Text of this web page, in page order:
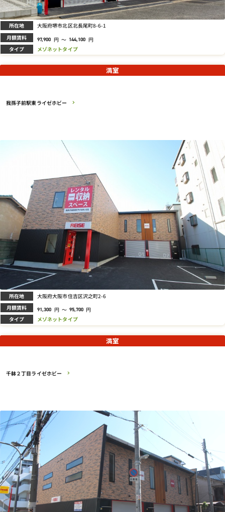
所在地 大阪府堺市北区北長尾町8-6-1
月額賃料 97,900 円 ～ 144,100 円
タイプ メゾネットタイプ
我孫子前駅東ライゼホビー
満室
所在地 大阪府大阪市住吉区沢之町2-6
月額賃料 91,300 円 ～ 95,700 円
タイプ メゾネットタイプ
千躰２丁目ライゼホビー
満室